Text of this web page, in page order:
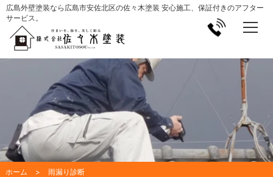
広島外壁塗装なら広島市安佐北区の佐々木塗装 安心施工、保証付きのアフター
サービス。
ホーム 雨漏り診断